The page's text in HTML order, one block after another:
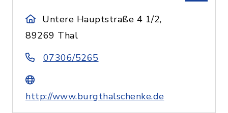
Untere Hauptstraße 4 1/2,
89269 Thal
07306/5265
http://www.burgthalschenke.de